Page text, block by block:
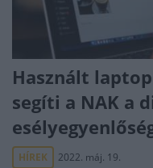
Használt
segíti a NAK a
HÍREK 2022. máj. 19.